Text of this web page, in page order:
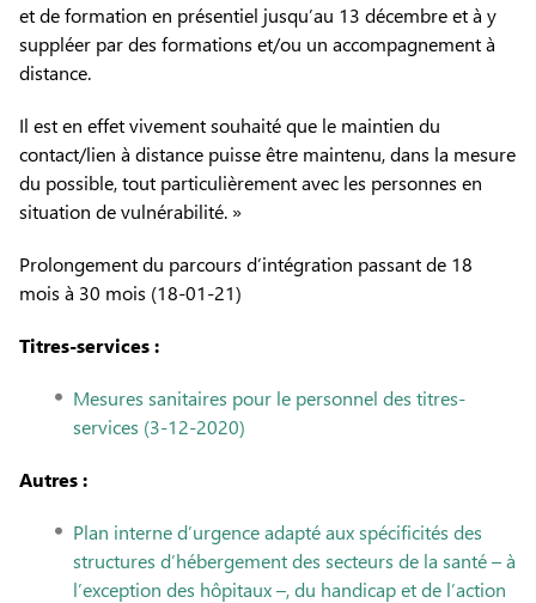
et de formation en présentiel jusqu’au 13 décembre et à y
suppléer par des formations et/ou un accompagnement à
distance.
Il est en effet vivement souhaité que le maintien du
contact/lien à distance puisse être maintenu, dans la mesure
du possible, tout particulièrement avec les personnes en
situation de vulnérabilité. »
Prolongement du parcours d’intégration passant de 18
mois à 30 mois (18-01-21)
Titres-services :
Mesures sanitaires pour le personnel des titres-
services (3-12-2020)
Autres :
Plan interne d’urgence adapté aux spécificités des
structures d’hébergement des secteurs de la santé – à
l’exception des hôpitaux –, du handicap et de l’action